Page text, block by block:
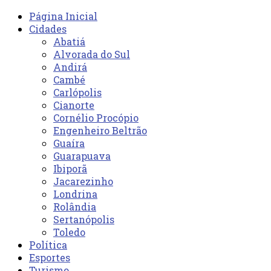
Página Inicial
Cidades
Abatiá
Alvorada do Sul
Andirá
Cambé
Carlópolis
Cianorte
Cornélio Procópio
Engenheiro Beltrão
Guaíra
Guarapuava
Ibiporã
Jacarezinho
Londrina
Rolândia
Sertanópolis
Toledo
Política
Esportes